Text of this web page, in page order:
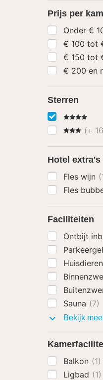
Prijs per
Onder
€ 200
Sterren
4 Sterren
3 Sterren
(+
Hotel extra's
Fles wijn
Fles
Faciliteiten
Ontbijt
Sauna (7)
Bekijk
Balkon (1)
Ligbad (1)